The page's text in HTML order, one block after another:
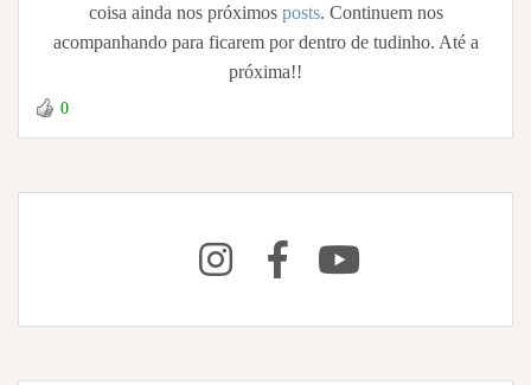
coisa ainda nos próximos posts. Continuem nos
acompanhando para ficarem por dentro de tudinho. Até a
próxima!!
0